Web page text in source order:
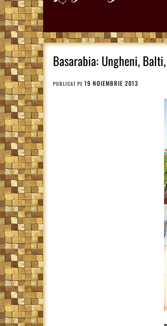
Basarabia: Ungheni,
PUBLICAT PE 19 NOIEMBRIE 2013